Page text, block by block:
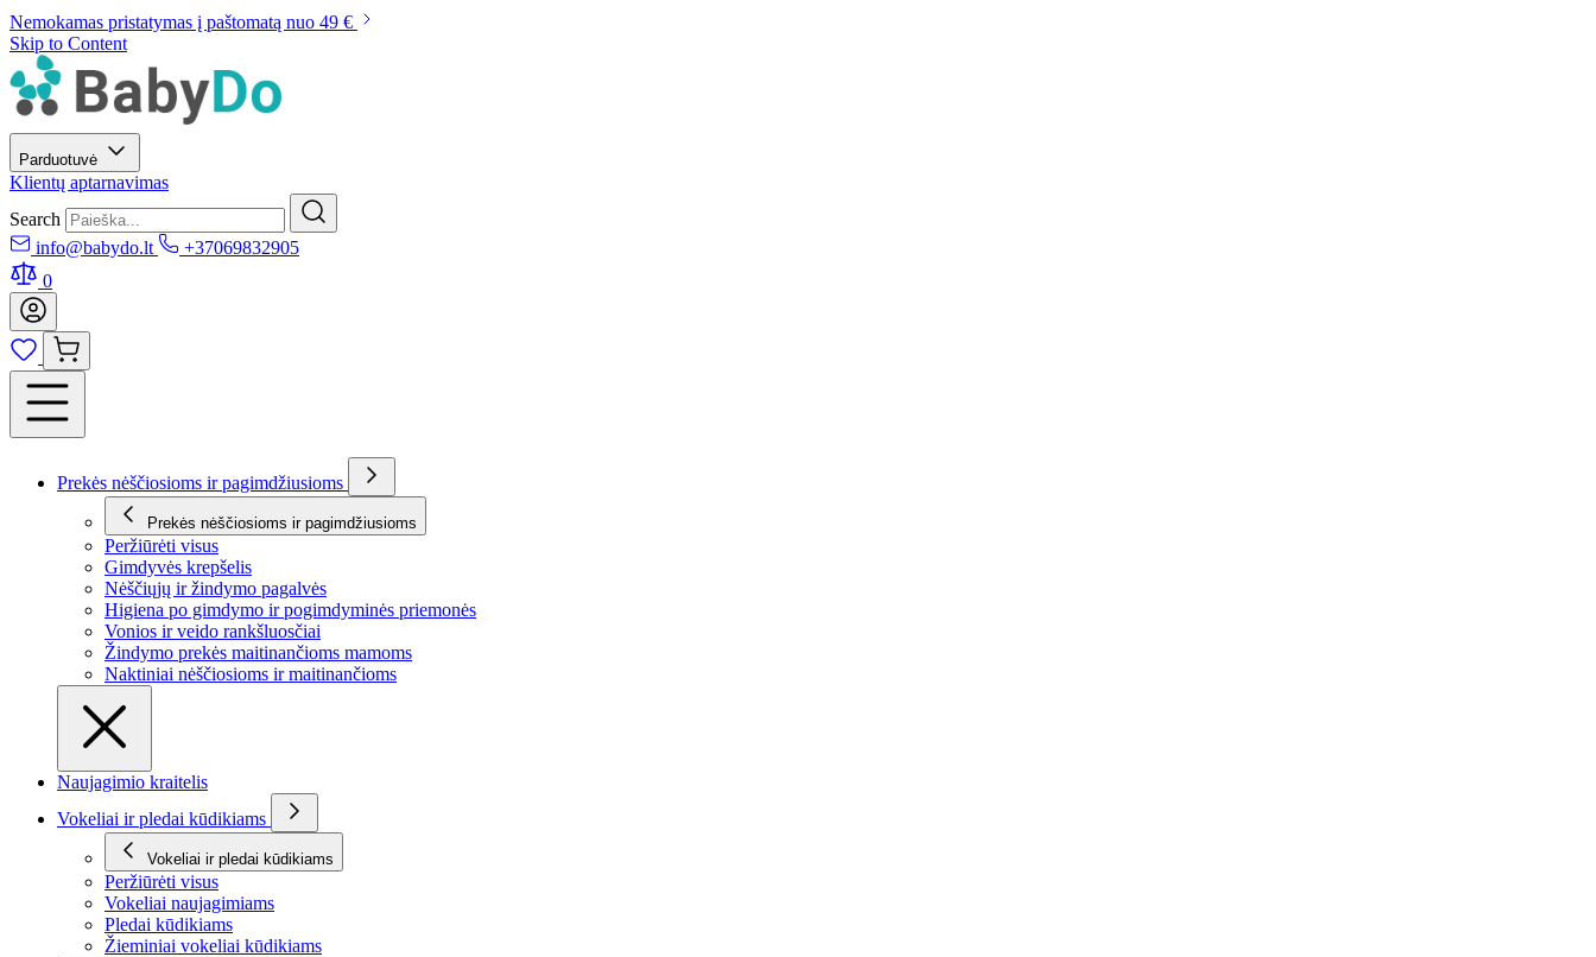
Nemokamas pristatymas į paštomatą nuo 49 €
Skip to Content
Parduotuvė
Klientų aptarnavimas
Search
info@babydo.lt
+37069832905
0
Prekės nėščiosioms ir pagimdžiusioms
Prekės nėščiosioms ir pagimdžiusioms
Peržiūrėti visus
Gimdyvės krepšelis
Nėščiųjų ir žindymo pagalvės
Higiena po gimdymo ir pogimdyminės priemonės
Vonios ir veido rankšluosčiai
Žindymo prekės maitinančioms mamoms
Naktiniai nėščiosioms ir maitinančioms
Naujagimio kraitelis
Vokeliai ir pledai kūdikiams
Vokeliai ir pledai kūdikiams
Peržiūrėti visus
Vokeliai naujagimiams
Pledai kūdikiams
Žieminiai vokeliai kūdikiams